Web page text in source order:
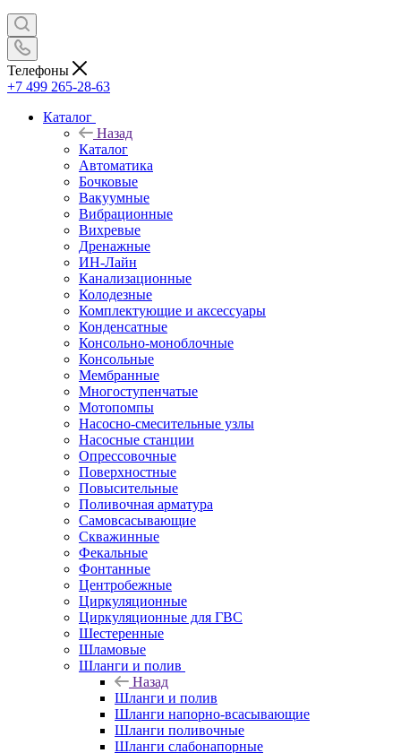
Телефоны
+7 499 265-28-63
Каталог
Назад
Каталог
Автоматика
Бочковые
Вакуумные
Вибрационные
Вихревые
Дренажные
ИН-Лайн
Канализационные
Колодезные
Комплектующие и аксессуары
Конденсатные
Консольно-моноблочные
Консольные
Мембранные
Многоступенчатые
Мотопомпы
Насосно-смесительные узлы
Насосные станции
Опрессовочные
Поверхностные
Повысительные
Поливочная арматура
Самовсасывающие
Скважинные
Фекальные
Фонтанные
Центробежные
Циркуляционные
Циркуляционные для ГВС
Шестеренные
Шламовые
Шланги и полив
Назад
Шланги и полив
Шланги напорно-всасывающие
Шланги поливочные
Шланги слабонапорные